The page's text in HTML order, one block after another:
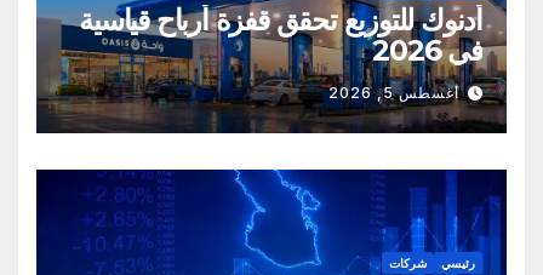
أدنوك للتوزيع تحقق قفزة أرباح قياسية
في 2026
أغسطس 5, 2026
رئيسي شركات